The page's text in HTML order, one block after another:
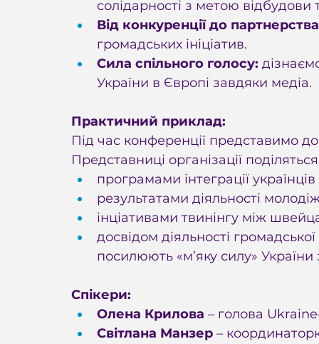
солідарності з метою відбудови
Від конкуренції до
громадських ініціатив.
Сила спільного голосу:
України в Європі завдяки медіа.
Практичний приклад:
Під час конференції представимо
Представниці організації
програмами інтеграції
результатами діяльності
інціативами твинінгу між
досвідом діяльності громадської
посилюють «м’яку силу»
Спікери:
Олена Крилова – голова
Світлана Манзер –